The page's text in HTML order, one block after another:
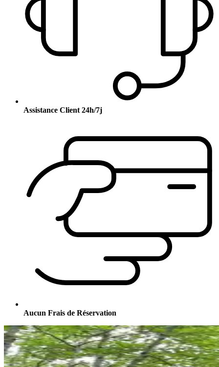
Assistance Client 24h/7j
Aucun Frais de Réservation